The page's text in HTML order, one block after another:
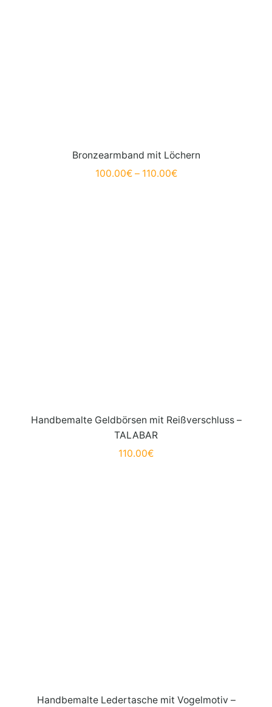
Bronzearmband mit Löchern
100.00€ – 110.00€
Handbemalte Geldbörsen mit Reißverschluss –
TALABAR
110.00€
Handbemalte Ledertasche mit Vogelmotiv –